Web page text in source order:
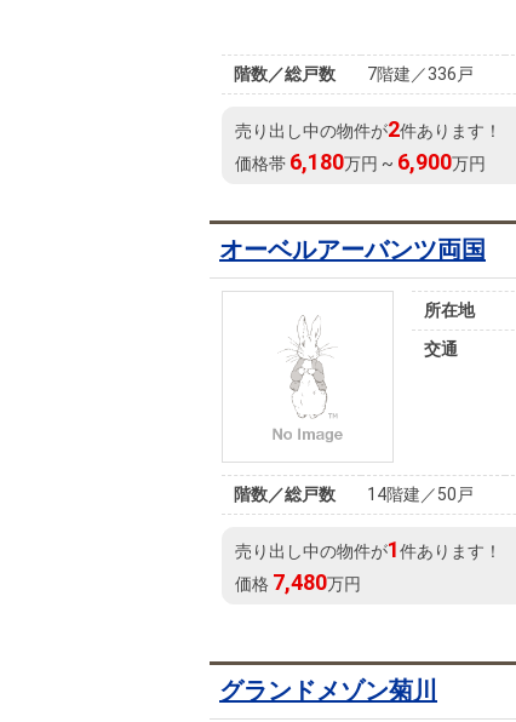
階数／総戸数
7階建／336戸
売り出し中の物件が2件あります！
価格帯 6,180万円 ~ 6,900万円
オーベルアーバンツ両国
所在地
交通
階数／総戸数 14階建／50戸
売り出し中の物件が1件あります！
価格 7,480万円
グランドメゾン菊川